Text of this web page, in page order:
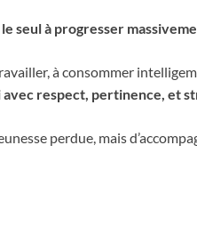
le seul à progresser
à consommer
avec respect, pertinence, et
perdue, mais